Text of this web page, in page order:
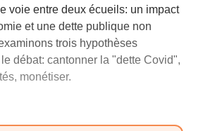
voie entre deux écueils: un impact
et une dette publique non
trois hypothèses
débat: cantonner la "dette Covid",
monétiser.